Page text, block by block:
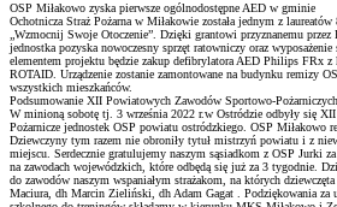
OSP Miłakowo zyska pierwsze ogólnodostępne AED w gminie
Ochotnicza Straż Pożarna w Miłakowie została jednym z
„Wzmocnij Swoje Otoczenie”. Dzięki grantowi przyznanemu
jednostka pozyska nowoczesny sprzęt ratowniczy oraz
elementem projektu będzie zakup defibrylatora AED Philips FRx z
ROTAID. Urządzenie zostanie zamontowane na budynku remizy
wszystkich mieszkańców.
Podsumowanie XII Powiatowych Zawodów Sportowo-
W minioną sobotę tj. 3 września 2022 r.w Ostródzie odbyły się
Pożarnicze jednostek OSP powiatu ostródzkiego. OSP Miłakowo
Dziewczyny tym razem nie obroniły tytuł mistrzyń powiatu i z
miejscu. Serdecznie gratulujemy naszym sąsiadkom z OSP Jurki
na zawodach wojewódzkich, które odbędą się już za 3 tygodnie.
do zawodów naszym wspaniałym strażakom, na których
Maciura, dh Marcin Zieliński, dh Adam Gagat . Podziękowania za